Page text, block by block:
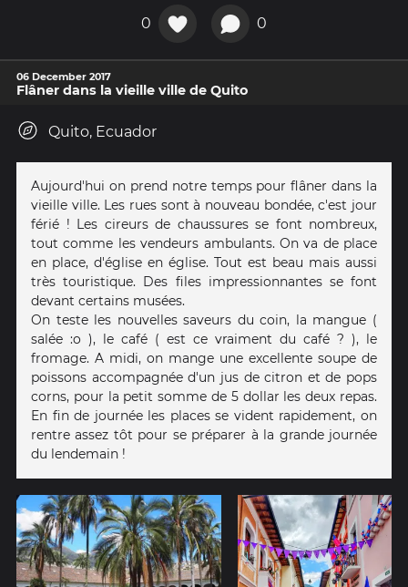
0 0
06 December 2017
Flâner dans la vieille ville de Quito
Quito, Ecuador
Aujourd'hui on prend notre temps pour flâner dans la
vieille ville. Les rues sont à nouveau bondée, c'est jour
férié ! Les cireurs de chaussures se font nombreux,
tout comme les vendeurs ambulants. On va de place
en place, d'église en église. Tout est beau mais aussi
très touristique. Des files impressionnantes se font
devant certains musées.
On teste les nouvelles saveurs du coin, la mangue (
salée :o ), le café ( est ce vraiment du café ? ), le
fromage. A midi, on mange une excellente soupe de
poissons accompagnée d'un jus de citron et de pops
corns, pour la petit somme de 5 dollar les deux repas.
En fin de journée les places se vident rapidement, on
rentre assez tôt pour se préparer à la grande journée
du lendemain !